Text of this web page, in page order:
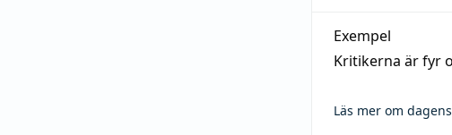
Exempel
Kritikerna är fyr
Läs mer om